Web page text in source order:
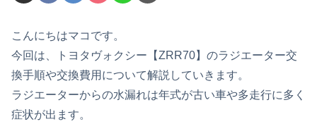
こんにちはマコです。
今回は、トヨタヴォクシー【ZRR70】のラジエーター交
換手順や交換費用について解説していきます。
ラジエーターからの水漏れは年式が古い車や多走行に多く
症状が出ます。